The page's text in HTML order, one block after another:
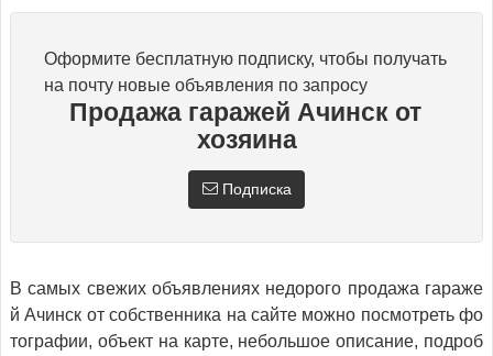
Оформите бесплатную подписку, чтобы получать
на почту новые объявления по запросу
Продажа гаражей Ачинск от
хозяина
Подписка
В самых свежих объявлениях недорого продажа гараже
й Ачинск от собственника на сайте можно посмотреть фо
тографии, объект на карте, небольшое описание, подроб